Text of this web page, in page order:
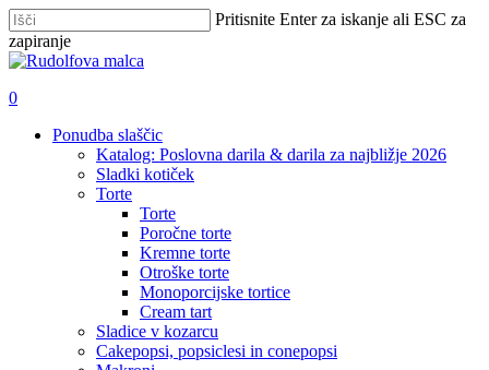
Skip
to
main
Pritisnite Enter za iskanje ali ESC za
zapiranje
Zapri
išči
account
0
Ponudba slaščic
Katalog: Poslovna darila & darila za najbližje 2026
Sladki kotiček
Torte
Torte
Poročne torte
Kremne torte
Otroške torte
Monoporcijske tortice
Cream tart
Sladice v kozarcu
Cakepopsi, popsiclesi in conepopsi